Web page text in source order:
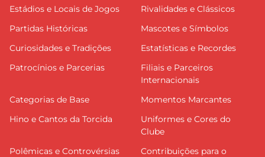
Estádios e Locais de Jogos
Rivalidades e Clássicos
Partidas Históricas
Mascotes e Símbolos
Curiosidades e Tradições
Estatísticas e Recordes
Patrocínios e Parcerias
Filiais e Parceiros
Internacionais
Categorias de Base
Momentos Marcantes
Hino e Cantos da Torcida
Uniformes e Cores do
Clube
Polêmicas e Controvérsias
Contribuições para o